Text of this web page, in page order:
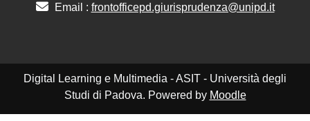
Email : frontofficepd.giurisprudenza@unipd.it
Digital Learning e Multimedia - ASIT - Università degli
Studi di Padova. Powered by Moodle